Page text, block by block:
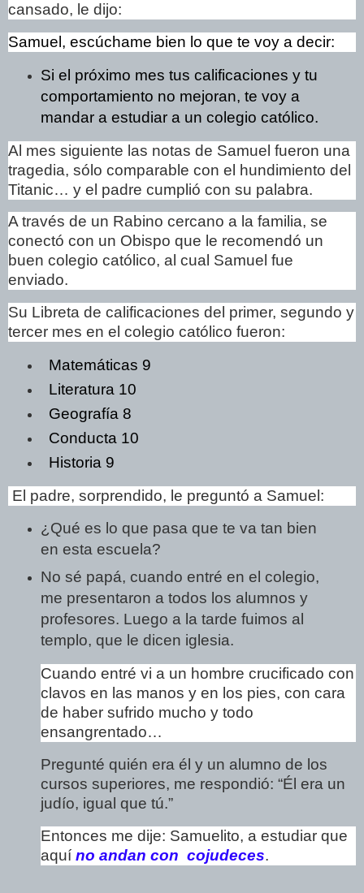
cansado, le dijo:
Samuel, escúchame bien lo que te voy a decir:
Si el próximo mes tus calificaciones y tu
comportamiento no mejoran, te voy a
mandar a estudiar a un colegio católico.
Al mes siguiente las notas de Samuel fueron una
tragedia, sólo comparable con el hundimiento del
Titanic… y el padre cumplió con su palabra.
A través de un Rabino cercano a la familia, se
conectó con un Obispo que le recomendó un
buen colegio católico, al cual Samuel fue
enviado.
Su Libreta de calificaciones del primer, segundo y
tercer mes en el colegio católico fueron:
Matemáticas 9
Literatura 10
Geografía 8
Conducta 10
Historia 9
El padre, sorprendido, le preguntó a Samuel:
¿Qué es lo que pasa que te va tan bien
en esta escuela?
No sé papá, cuando entré en el colegio,
me presentaron a todos los alumnos y
profesores. Luego a la tarde fuimos al
templo, que le dicen iglesia.
Cuando entré vi a un hombre crucificado con
clavos en las manos y en los pies, con cara
de haber sufrido mucho y todo
ensangrentado…
Pregunté quién era él y un alumno de los
cursos superiores, me respondió: “Él era un
judío, igual que tú.”
Entonces me dije: Samuelito, a estudiar que
aquí no andan con cojudeces.